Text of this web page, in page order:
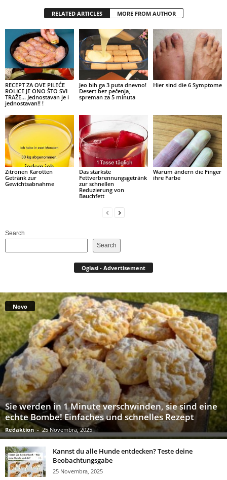
RELATED ARTICLES MORE FROM AUTHOR
RECEPT ZA OVE PILEĆE
ROLICE JE ONO ŠTO SVI
TRAŽE… Jednostavan je i
jednostavan!! !
Jeo bih ga 3 puta dnevno!
Desert bez pečenja,
spreman za 5 minuta
Hier sind die 6 Symptome
Zitronen Karotten
Getränk zur
Gewichtsabnahme
Das stärkste
Fettverbrennungsgetränk
zur schnellen
Reduzierung von
Bauchfett
Warum ändern die Finger
ihre Farbe
Search
Search
Oglasi - Advertisement
Novo
Sie werden in 1 Minute verschwinden, sie sind eine
echte Bombe! Einfaches und schnelles Rezept
Redaktion - 25 Novembra, 2025
Kannst du alle Hunde entdecken? Teste deine
Beobachtungsgabe
25 Novembra, 2025